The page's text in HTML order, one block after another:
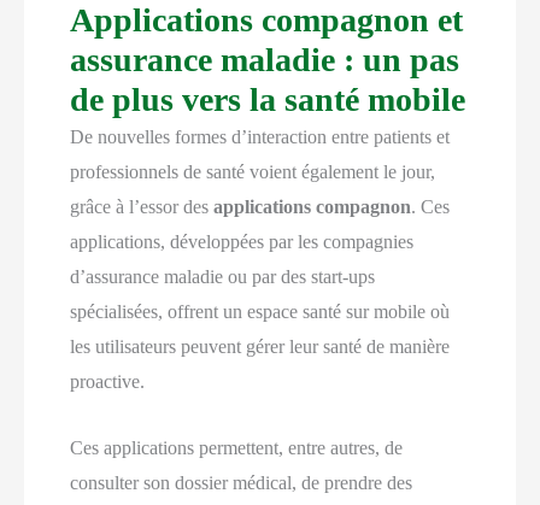
Applications compagnon et
assurance maladie : un pas
de plus vers la santé mobile
De nouvelles formes d’interaction entre patients et
professionnels de santé voient également le jour,
grâce à l’essor desapplications compagnon. Ces
applications, développées par les compagnies
d’assurance maladie ou par des start-ups
spécialisées, offrent un espace santé sur mobile où
les utilisateurs peuvent gérer leur santé de manière
proactive.
Ces applications permettent, entre autres, de
consulter son dossier médical, de prendre des